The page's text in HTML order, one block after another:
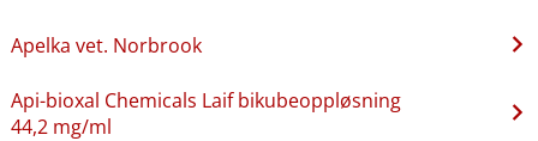
Apelka vet. Norbrook
Api-bioxal Chemicals Laif bikubeoppløsning
44,2 mg/ml